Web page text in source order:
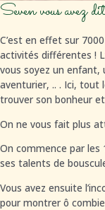
Seven vous avez
C’est en effet sur
activités différentes !
vous soyez un enfant,
aventurier, .. . Ici, tout
trouver son bonheur
On ne vous fait plus
On commence par les
ses talents de
Vous avez ensuite
pour montrer ô